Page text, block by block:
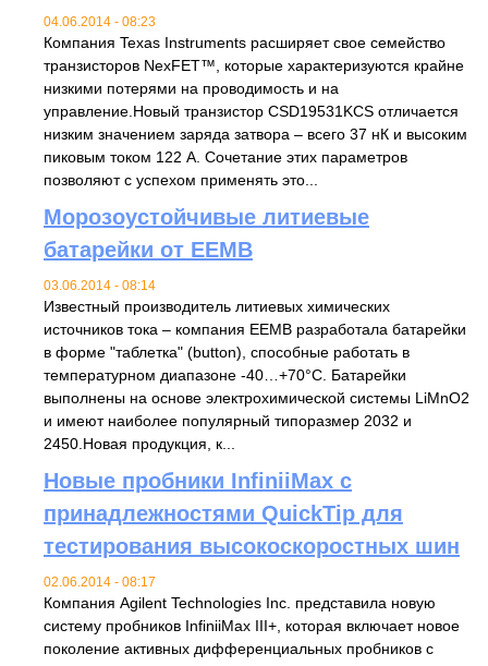
04.06.2014 - 08:23
Компания Texas Instruments расширяет свое семейство
транзисторов NexFET™, которые характеризуются крайне
низкими потерями на проводимость и на
управление.Новый транзистор CSD19531KCS отличается
низким значением заряда затвора – всего 37 нК и высоким
пиковым током 122 A. Сочетание этих параметров
позволяют с успехом применять это...
Морозоустойчивые литиевые
батарейки от EEMB
03.06.2014 - 08:14
Известный производитель литиевых химических
источников тока – компания EEMB разработала батарейки
в форме "таблетка" (button), способные работать в
температурном диапазоне -40…+70°C. Батарейки
выполнены на основе электрохимической системы LiMnO2
и имеют наиболее популярный типоразмер 2032 и
2450.Новая продукция, к...
Новые пробники InfiniiMax с
принадлежностями QuickTip для
тестирования высокоскоростных шин
02.06.2014 - 08:17
Компания Agilent Technologies Inc. представила новую
систему пробников InfiniiMax III+, которая включает новое
поколение активных дифференциальных пробников с